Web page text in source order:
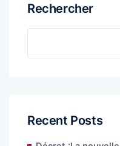
Rechercher
Recent Posts